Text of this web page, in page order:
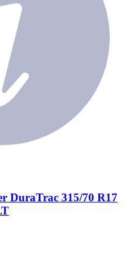
DuraTrac 315/70 R17